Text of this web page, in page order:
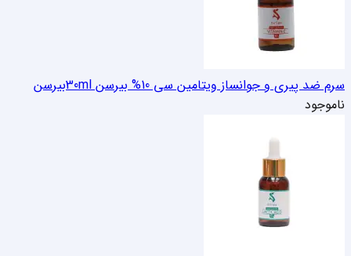
سرم ضد پیری و جوانساز ویتامین سی 10% بیرسن 30ml
بیرسن
ناموجود